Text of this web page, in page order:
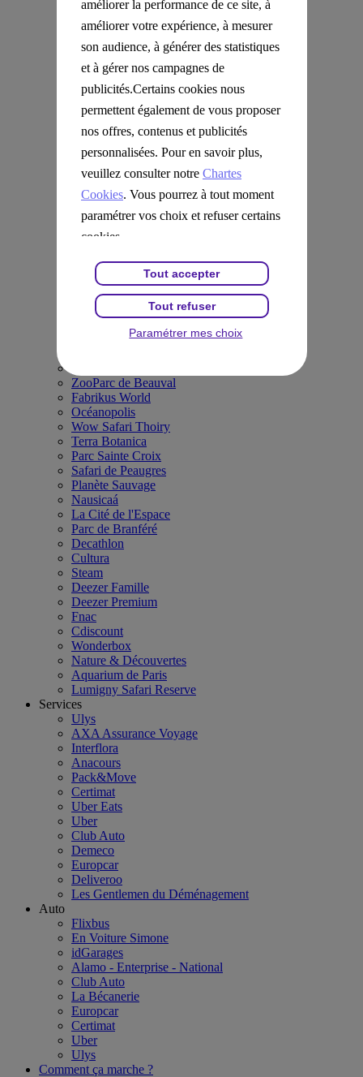
mk2
UGC
Cité du Vin
Cité des sciences et de l'industrie
Aquaboulevard
Les Clubs Forest Hill
Walibi Rhône Alpes
Les Cercles de la Forme
Château du Clos Lucé
Megarama
CGR
CinéChèque
Zoo de la Flèche
Vulcania
France Miniature
Kiosque Presse
Parc Spirou
Zoo d'Amnéville
Jardin d'Acclimatation
Neoness - Keepcool - Metabolik
Mer de sable
ZooParc de Beauval
Fabrikus World
Océanopolis
Wow Safari Thoiry
Terra Botanica
Parc Sainte Croix
Safari de Peaugres
Planète Sauvage
Nausicaá
La Cité de l'Espace
Parc de Branféré
Decathlon
Cultura
Steam
Deezer Famille
Deezer Premium
Fnac
Cdiscount
Wonderbox
Nature & Découvertes
Aquarium de Paris
Lumigny Safari Reserve
Services
Ulys
AXA Assurance Voyage
Interflora
Anacours
Pack&Move
Certimat
Uber Eats
Uber
Club Auto
Demeco
Europcar
Deliveroo
Les Gentlemen du Déménagement
Auto
Flixbus
En Voiture Simone
idGarages
Alamo - Enterprise - National
Club Auto
La Bécanerie
Europcar
Certimat
Uber
Ulys
Comment ça marche ?
améliorer la performance de ce site, à
améliorer votre expérience, à mesurer
son audience, à générer des statistiques
et à gérer nos campagnes de
publicités.Certains cookies nous
permettent également de vous proposer
nos offres, contenus et publicités
personnalisées. Pour en savoir plus,
veuillez consulter notre Chartes
Cookies. Vous pourrez à tout moment
paramétrer vos choix et refuser certains
cookies.
Tout accepter
Tout refuser
Paramétrer mes choix